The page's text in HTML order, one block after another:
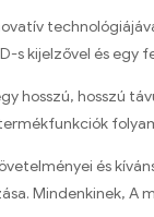
s kijelzővel és
hosszú, hosszú
és
Mindenkinek, A